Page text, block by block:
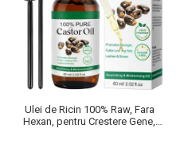
Ulei de Ricin 100% Raw, Fara
Hexan, pentru Crestere Gene,